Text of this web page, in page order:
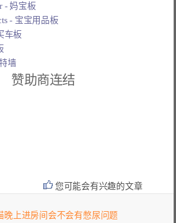
- 妈宝板
- 宝宝用品板
车板
墙
赞助商连结
您可能会有兴趣的文章
晚上进房间会不会有憋尿问题